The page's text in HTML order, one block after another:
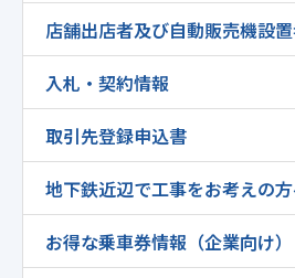
店舗出店者及び自動販売機設
入札・契約情報
取引先登録申込書
地下鉄近辺で工事をお考えの
お得な乗車券情報（企業向け）